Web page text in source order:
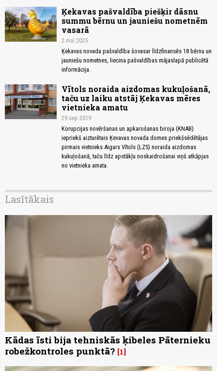
Ķekavas pašvaldība piešķir dāsnu
summu bērnu un jauniešu nometnēm
vasarā
2.mai 2025
Ķekavas novada pašvaldība šovasar līdzfinansēs 18 bērnu un
jauniešu nometnes, liecina pašvaldības mājaslapā publicētā
informācija.
Vītols noraida aizdomas kukuļošanā,
taču uz laiku atstāj Ķekavas mēres
vietnieka amatu
29.sep 2019
Korupcijas novēršanas un apkarošanas biroja (KNAB)
iepriekš aizturētais Ķevavas novada domes priekšsēdētājas
pirmais vietnieks Aigars Vītols (LZS) noraida aizdomas
kukuļošanā, taču līdz apstākļu noskaidrošanai viņš atkāpjas
no vietnieka amata.
Lasītākais
Kādas īsti bija tehniskās ķibeles Pāternieku
robežkontroles punktā? 1